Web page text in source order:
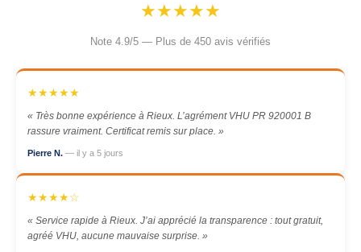
★★★★★
Note 4.9/5 — Plus de 450 avis vérifiés
★★★★★
« Très bonne expérience à Rieux. L’agrément VHU PR 920001 B
rassure vraiment. Certificat remis sur place. »
Pierre N. — il y a 5 jours
★★★★☆
« Service rapide à Rieux. J’ai apprécié la transparence : tout gratuit,
agréé VHU, aucune mauvaise surprise. »